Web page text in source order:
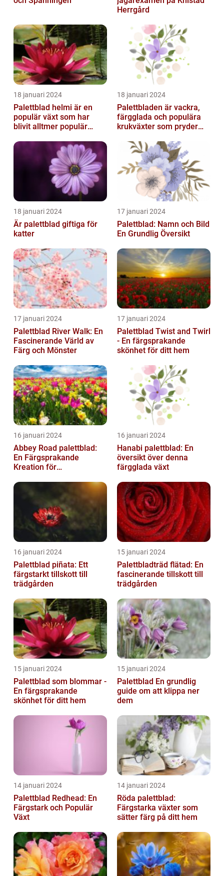
Herrgård
18 januari 2024
Palettblad helmi är en
populär växt som har
blivit alltmer populär
trädgårdsentusiaster
18 januari 2024
Palettbladen är vackra,
färgglada och populära
krukväxter som pryder
trädgårdar runt o...
18 januari 2024
Är palettblad giftiga för
katter
17 januari 2024
Palettblad: Namn och Bild
En Grundlig Översikt
17 januari 2024
Palettblad River Walk: En
Fascinerande Värld av
Färg och Mönster
17 januari 2024
Palettblad Twist and Twirl
- En färgsprakande
skönhet för ditt hem
16 januari 2024
Abbey Road palettblad:
En Färgsprakande
Kreation för
16 januari 2024
Hanabi palettblad: En
översikt över denna
färgglada växt
16 januari 2024
Palettblad piñata: Ett
färgstarkt tillskott till
trädgården
15 januari 2024
Palettbladträd flätad: En
fascinerande tillskott till
trädgården
15 januari 2024
Palettblad som blommar -
En färgsprakande
skönhet för ditt hem
15 januari 2024
Palettblad En grundlig
guide om att klippa ner
dem
14 januari 2024
Palettblad Redhead: En
Färgstark och Populär
Växt
14 januari 2024
Röda palettblad:
Färgstarka växter som
sätter färg på ditt hem